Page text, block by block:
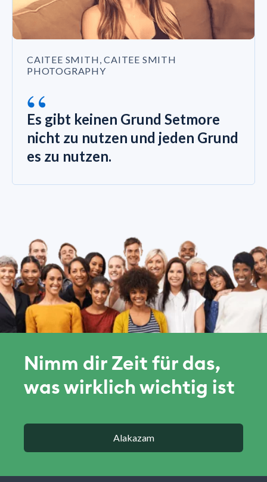
CAITEE SMITH, CAITEE SMITH
PHOTOGRAPHY
“
Es gibt keinen Grund Setmore
nicht zu nutzen und jeden Grund
es zu nutzen.
Nimm dir Zeit für das,
was wirklich wichtig ist
Alakazam